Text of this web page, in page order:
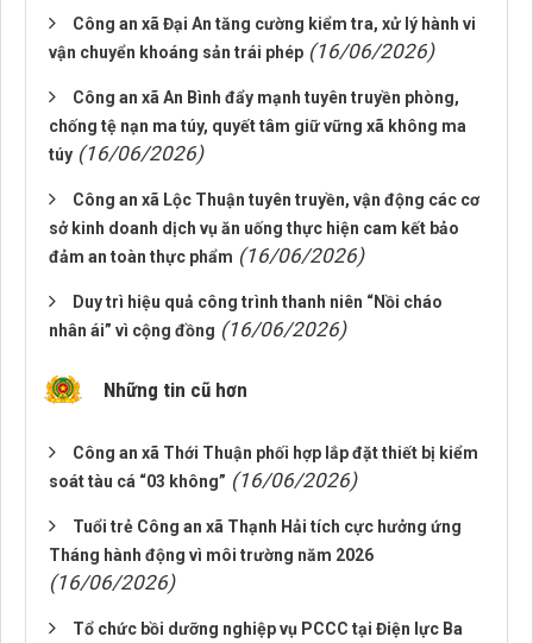
Công an xã Đại An tăng cường kiểm tra, xử lý hành vi
vận chuyển khoáng sản trái phép (16/06/2026)
Công an xã An Bình đẩy mạnh tuyên truyền phòng,
chống tệ nạn ma túy, quyết tâm giữ vững xã không ma
túy (16/06/2026)
Công an xã Lộc Thuận tuyên truyền, vận động các cơ
sở kinh doanh dịch vụ ăn uống thực hiện cam kết bảo
đảm an toàn thực phẩm (16/06/2026)
Duy trì hiệu quả công trình thanh niên “Nồi cháo
nhân ái” vì cộng đồng (16/06/2026)
Những tin cũ hơn
Công an xã Thới Thuận phối hợp lắp đặt thiết bị kiểm
soát tàu cá “03 không” (16/06/2026)
Tuổi trẻ Công an xã Thạnh Hải tích cực hưởng ứng
Tháng hành động vì môi trường năm 2026
(16/06/2026)
Tổ chức bồi dưỡng nghiệp vụ PCCC tại Điện lực Ba